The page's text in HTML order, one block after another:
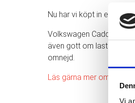
Vi
Nu har vi köpt in en ny
Volkswagen Caddy är
även gott om
omnejd.
Läs gärna mer om våra